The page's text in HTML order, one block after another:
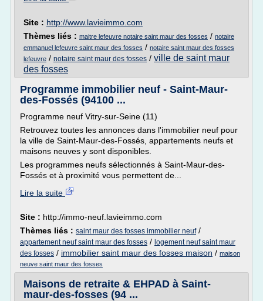
Site : http://www.lavieimmo.com
Thèmes liés : maitre lefeuvre notaire saint maur des fosses / notaire
emmanuel lefeuvre saint maur des fosses / notaire saint maur des fosses
lefeuvre / notaire saint maur des fosses / ville de saint maur
des fosses
Programme immobilier neuf - Saint-Maur-
des-Fossés (94100 ...
Programme neuf Vitry-sur-Seine (11)
Retrouvez toutes les annonces dans l'immobilier neuf pour
la ville de Saint-Maur-des-Fossés, appartements neufs et
maisons neuves y sont disponibles.
Les programmes neufs sélectionnés à Saint-Maur-des-
Fossés et à proximité vous permettent de...
Lire la suite
Site : http://immo-neuf.lavieimmo.com
Thèmes liés : saint maur des fosses immobilier neuf/
appartement neuf saint maur des fosses / logement neuf saint maur
des fosses / immobilier saint maur des fosses maison / maison
neuve saint maur des fosses
Maisons de retraite & EHPAD à Saint-
maur-des-fosses (94 ...